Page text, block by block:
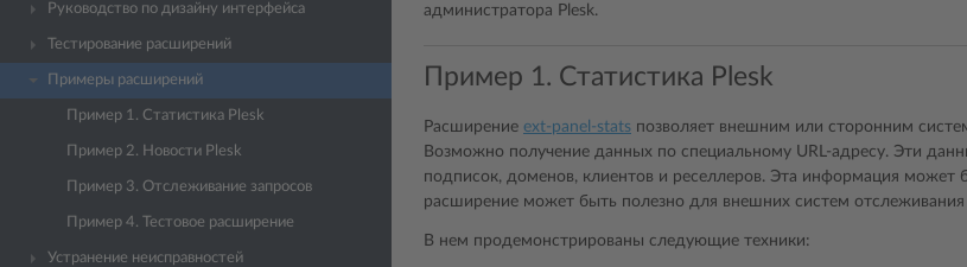
Руководство по дизайну интерфейса
Тестирование расширений
Примеры расширений
Пример 1. Статистика Plesk
Пример 2. Новости Plesk
Пример 3. Отслеживание запросов
Пример 4. Тестовое расширение
Устранение неисправностей
администратора Plesk.
Пример 1. Статистика Plesk
Расширение ext-panel-stats позволяет внешним или сторонним
Возможно получение данных по специальному URL-адресу. Эти
подписок, доменов, клиентов и реселлеров. Эта информация может
расширение может быть полезно для внешних систем отслеживания
В нем продемонстрированы следующие техники: